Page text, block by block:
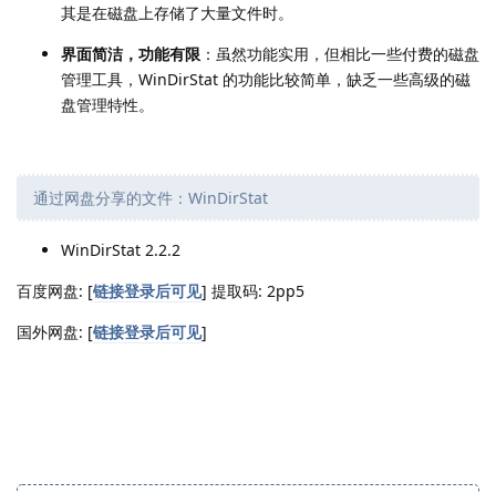
其是在磁盘上存储了大量文件时。
界面简洁，功能有限 ：虽然功能实用，但相比一些付费的磁盘
管理工具，WinDirStat 的功能比较简单，缺乏一些高级的磁
盘管理特性。
通过网盘分享的文件：WinDirStat
WinDirStat 2.2.2
百度网盘: [链接登录后可见] 提取码: 2pp5
国外网盘: [链接登录后可见]